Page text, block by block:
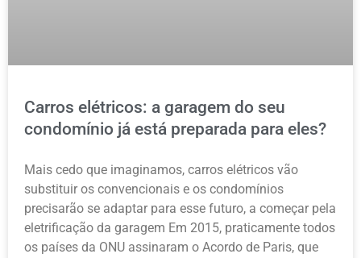
Carros elétricos: a garagem do seu
condomínio já está preparada para eles?
Mais cedo que imaginamos, carros elétricos vão
substituir os convencionais e os condomínios
precisarão se adaptar para esse futuro, a começar pela
eletrificação da garagem Em 2015, praticamente todos
os países da ONU assinaram o Acordo de Paris, que